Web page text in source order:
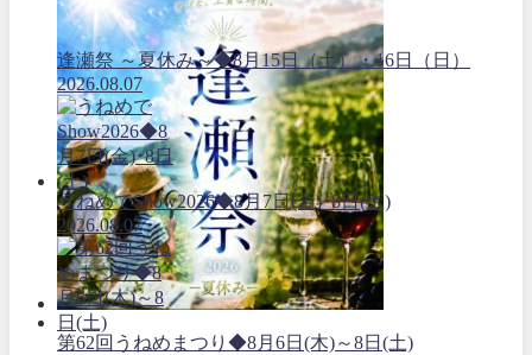
逢瀬祭 ～夏休み～◆8月15日（土）・16日（日）
2026.08.07
うねめでShow2026◆8月7日(金)･8日(土)
2026.08.07
第62回うねめまつり◆8月6日(木)～8日(土)